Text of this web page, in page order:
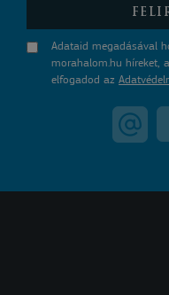
Adataid megadásával
morahalom.hu híreket,
elfogadod az